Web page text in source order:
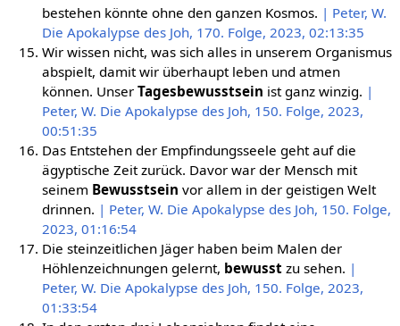
bestehen könnte ohne den ganzen Kosmos. | Peter, W.
Die Apokalypse des Joh, 170. Folge, 2023, 02:13:35
Wir wissen nicht, was sich alles in unserem Organismus
abspielt, damit wir überhaupt leben und atmen
können. Unser Tagesbewusstsein ist ganz winzig. |
Peter, W. Die Apokalypse des Joh, 150. Folge, 2023,
00:51:35
Das Entstehen der Empfindungsseele geht auf die
ägyptische Zeit zurück. Davor war der Mensch mit
seinem Bewusstsein vor allem in der geistigen Welt
drinnen. | Peter, W. Die Apokalypse des Joh, 150. Folge,
2023, 01:16:54
Die steinzeitlichen Jäger haben beim Malen der
Höhlenzeichnungen gelernt, bewusstzu sehen. |
Peter, W. Die Apokalypse des Joh, 150. Folge, 2023,
01:33:54